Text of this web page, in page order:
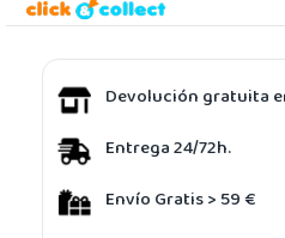
Devolución gratuita
Entrega 24/72h.
Envío Gratis > 59 €